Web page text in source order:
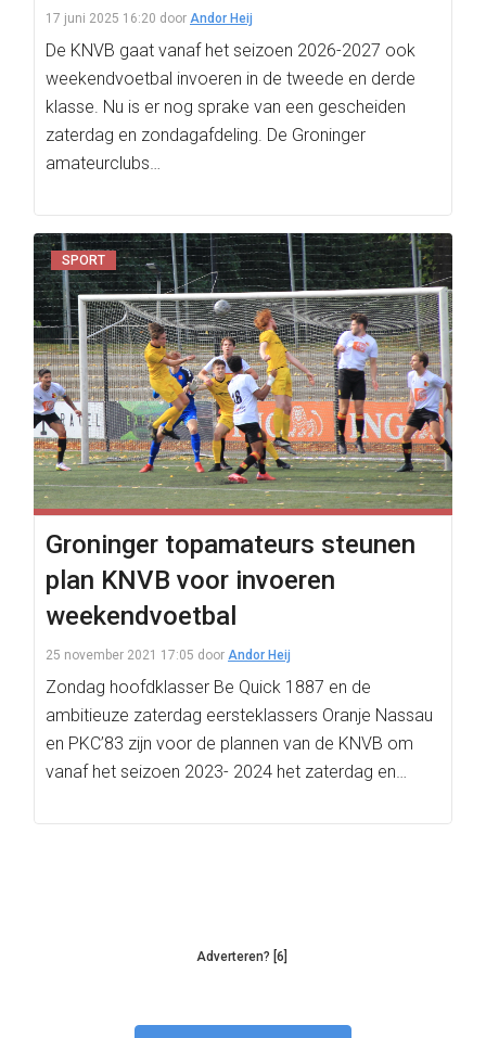
17 juni 2025 16:20 door Andor Heij
De KNVB gaat vanaf het seizoen 2026-2027 ook
weekendvoetbal invoeren in de tweede en derde
klasse. Nu is er nog sprake van een gescheiden
zaterdag en zondagafdeling. De Groninger
amateurclubs…
SPORT
Groninger topamateurs steunen
plan KNVB voor invoeren
weekendvoetbal
25 november 2021 17:05 door Andor Heij
Zondag hoofdklasser Be Quick 1887 en de
ambitieuze zaterdag eersteklassers Oranje Nassau
en PKC’83 zijn voor de plannen van de KNVB om
vanaf het seizoen 2023- 2024 het zaterdag en…
Adverteren? [6]